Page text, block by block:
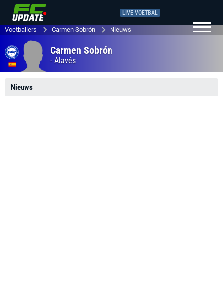
LIVE VOETBAL
Voetballers Carmen Sobrón Nieuws
Carmen Sobrón
- Alavés
Nieuws